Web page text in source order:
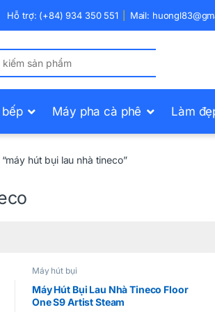
Hỗ trợ: (+84) 934 350 551 Mail:
Máy pha cà phê Làm
hút bụi lau nhà tineco”
Máy hút bụi
Máy Hút Bụi Lau Nhà Tineco Floor
One S9 Artist Steam